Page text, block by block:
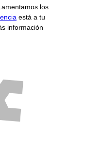
los
está a tu
información